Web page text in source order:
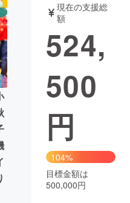
ト
書籍・雑誌
チャレンジ
CAMPFIRE Creation
machi-ya コミュニティ
現在の支援総
額
524,
500
円
104%
目標金額は
500,000円